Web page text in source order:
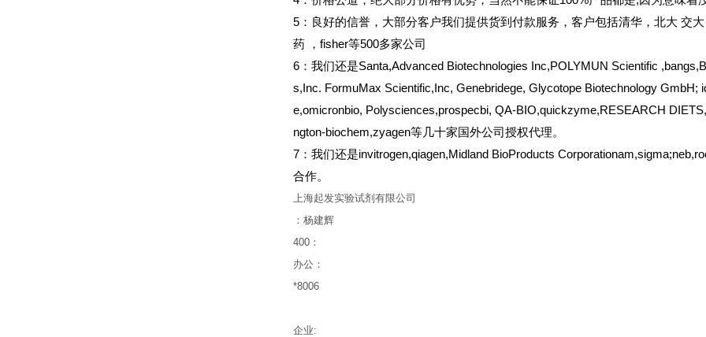
5 ：良好的信誉，大部分客户我们提供货到付款服务，客户包括清华，北大 交大
药
，fisher等500多家公司
6 ：我们还是Santa,Advanced Biotechnologies Inc,POLYMUN Scientific
s,Inc. FormuMax Scientific,Inc, Genebridege, Glycotope Biotechnology GmbH;
e,omicronbio, Polysciences,prospecbi, QA-BIO,quickzyme,RESEARCH
ngton-biochem,zyagen等几十家国外公司授权代理。
7：我们还是invitrogen,qiagen,Midland BioProducts
合作。
上海起发实验试剂有限公司
：杨建辉
400 ：
办公：
*8006
企业: